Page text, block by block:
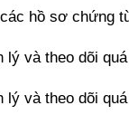
hồ sơ chứng
lý và theo dõi
lý và theo dõi